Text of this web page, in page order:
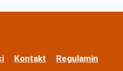
Kontakt Regulamin